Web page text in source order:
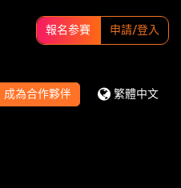
報名参賽 申請/登入
成為合作夥伴 繁體中文